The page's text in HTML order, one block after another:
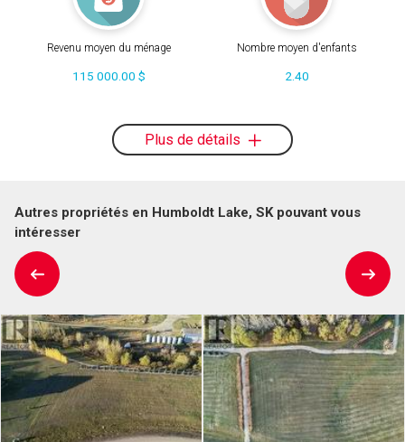
Revenu moyen du ménage
115 000.00 $
Nombre moyen d'enfants
2.40
Plus de détails
Autres propriétés en Humboldt Lake, SK pouvant vous
intéresser